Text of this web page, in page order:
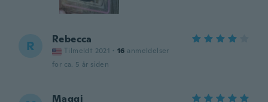
R Rebecca
Tilmeldt 2021 · 16 anmeldelser
for ca. 5 år siden
Maggi